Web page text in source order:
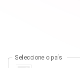
Seleccione o país